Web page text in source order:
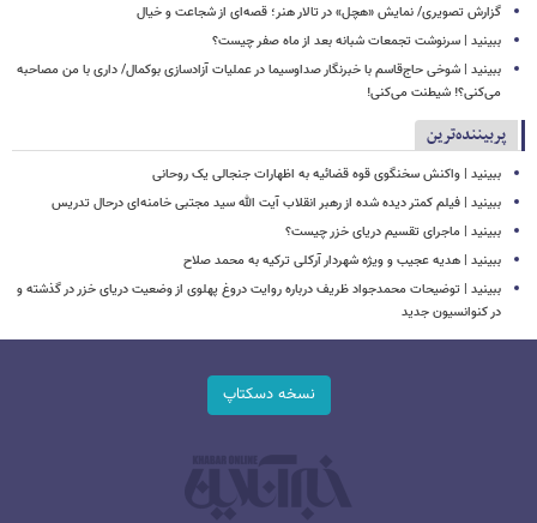
گزارش تصویری/ نمایش «هچل» در تالار هنر؛ قصه‌ای از شجاعت و خیال
ببینید | سرنوشت تجمعات شبانه بعد از ماه صفر چیست؟
ببینید | شوخی حاج‌قاسم با خبرنگار صداوسیما در عملیات آزادسازی بوکمال/ داری با من مصاحبه‌
می‌کنی؟! شیطنت می‌کنی!
پربیننده‌ترین
ببینید | واکنش سخنگوی قوه قضائیه به اظهارات جنجالی یک روحانی
ببینید | فیلم کمتر دیده شده از رهبر انقلاب آیت الله سید مجتبی خامنه‌ای درحال تدریس
ببینید | ماجرای تقسیم دریای خزر چیست؟
ببینید | هدیه عجیب و ویژه شهردار آرکلی ترکیه به محمد صلاح
ببینید | توضیحات محمدجواد ظریف درباره روایت دروغ پهلوی از وضعیت دریای خزر در گذشته و
در کنوانسیون جدید
نسخه دسکتاپ